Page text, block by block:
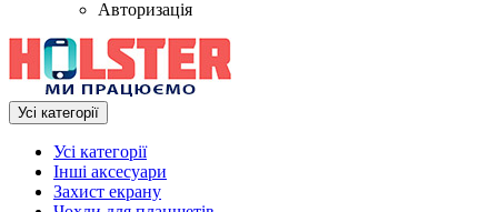
Авторизація
Усі категорії
Усі категорії
Інші аксесуари
Захист екрану